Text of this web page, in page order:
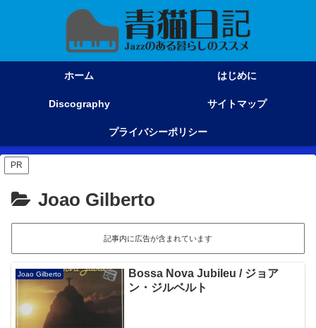
ホーム はじめに
Discography サイトマップ
プライバシーポリシー
PR
Joao Gilberto
記事内に広告が含まれています
Joao Gilberto
Bossa Nova Jubileu / ジョア
ン・ジルベルト